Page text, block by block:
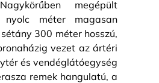
megépült
nyolc méter magasan
300 méter hosszú,
vezet az ártéri
és vendéglátóegység
remek hangulatú, a